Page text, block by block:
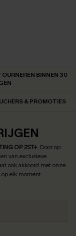
BINNEN 30
& PROMOTIES
OP 2ST+. Door op
van exclusieve
ook akkoord met onze
elk moment